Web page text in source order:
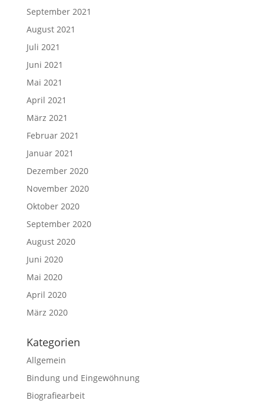
September 2021
August 2021
Juli 2021
Juni 2021
Mai 2021
April 2021
März 2021
Februar 2021
Januar 2021
Dezember 2020
November 2020
Oktober 2020
September 2020
August 2020
Juni 2020
Mai 2020
April 2020
März 2020
Kategorien
Allgemein
Bindung und Eingewöhnung
Biografiearbeit